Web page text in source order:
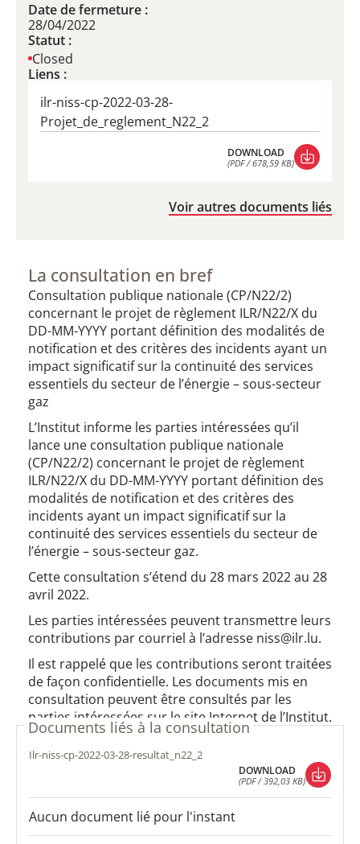
Date de fermeture :
28/04/2022
Statut :
Closed
Liens :
ilr-niss-cp-2022-03-28-
Projet_de_reglement_N22_2
DOWNLOAD
(PDF / 678,59 KB)
Voir autres documents liés
La consultation en bref
Consultation publique nationale (CP/N22/2)
concernant le projet de règlement ILR/N22/X du
DD-MM-YYYY portant définition des modalités de
notification et des critères des incidents ayant un
impact significatif sur la continuité des services
essentiels du secteur de l’énergie – sous-secteur
gaz
L’Institut informe les parties intéressées qu’il
lance une consultation publique nationale
(CP/N22/2) concernant le projet de règlement
ILR/N22/X du DD-MM-YYYY portant définition des
modalités de notification et des critères des
incidents ayant un impact significatif sur la
continuité des services essentiels du secteur de
l’énergie – sous-secteur gaz.
Cette consultation s’étend du 28 mars 2022 au 28
avril 2022.
Les parties intéressées peuvent transmettre leurs
contributions par courriel à l’adresse niss@ilr.lu.
Il est rappelé que les contributions seront traitées
de façon confidentielle. Les documents mis en
consultation peuvent être consultés par les
parties intéressées sur le site Internet de l’Institut.
Documents liés à la consultation
ilr-niss-cp-2022-03-28-resultat_n22_2
DOWNLOAD
(PDF / 392,03 KB)
DOWNLOAD
Aucun document lié pour l'instant